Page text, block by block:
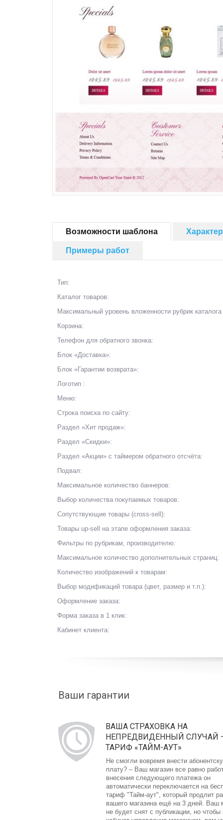
Возможности шаблона
Примеры работ
Тип:
Каталог товаров:
Максимальный уровень вложенности рубрик каталога
Корзина:
Телефон для обратного звонка:
Блок «Доставка»:
Блок «Гарантии возврата»:
Логотип :
Меню:
Строка поиска по сайту:
Раздел «Хит продаж»:
Раздел «Скидки»:
Раздел «Акции» с таймером обратного отсчёта:
Подвал:
Максимальное количество баннеров:
Выбор количества покупаемых товаров:
Сопутствующие товары (cross-sell):
Товары up-sell на этапе оформления заказа:
Фильтры по рубрикам, производителю:
Максимальное количество дополнительных страниц:
Количество изображений к товарам:
Выбор модификаций товара (цвет, размер и т.п.):
Оформление заказа:
Форма заказа в 1 клик:
Кабинет клиента:
Ваши гарантии
ВАША СТРАХОВКА НА
НЕПРЕДВИДЕННЫЙ СЛУЧАЙ
ТАРИФ «ТАЙМ-АУТ»
Не смогли вовремя внести
плату? – Ваш магазин все равно
внесения следующего платежа он
автоматически переключается на
тариф "Тайм-аут", который продлит
вашего магазина ещё на 3 дней. Ваш
не будет снят с публикации, но чтобы